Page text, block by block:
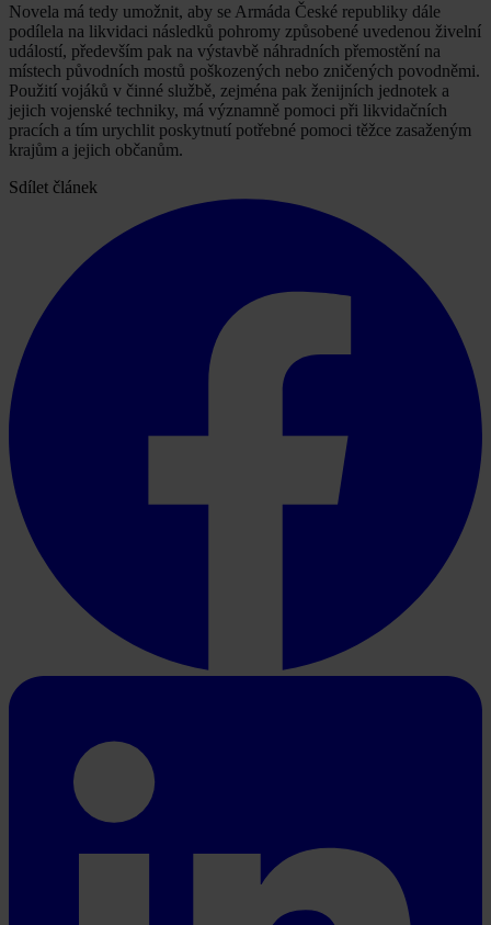
Novela má tedy umožnit, aby se Armáda České republiky dále
podílela na likvidaci následků pohromy způsobené uvedenou živelní
událostí, především pak na výstavbě náhradních přemostění na
místech původních mostů poškozených nebo zničených povodněmi.
Použití vojáků v činné službě, zejména pak ženijních jednotek a
jejich vojenské techniky, má významně pomoci při likvidačních
pracích a tím urychlit poskytnutí potřebné pomoci těžce zasaženým
krajům a jejich občanům.
Sdílet článek